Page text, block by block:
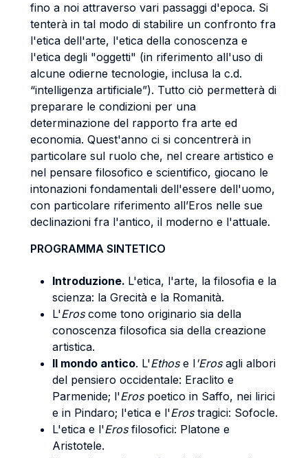
fino a noi attraverso vari passaggi d'epoca. Si
tenterà in tal modo di stabilire un confronto fra
l'etica dell'arte, l'etica della conoscenza e
l'etica degli "oggetti" (in riferimento all'uso di
alcune odierne tecnologie, inclusa la c.d.
“intelligenza artificiale”). Tutto ciò permetterà di
preparare le condizioni per una
determinazione del rapporto fra arte ed
economia. Quest'anno ci si concentrerà in
particolare sul ruolo che, nel creare artistico e
nel pensare filosofico e scientifico, giocano le
intonazioni fondamentali dell'essere dell'uomo,
con particolare riferimento all’Eros nelle sue
declinazioni fra l'antico, il moderno e l'attuale.
PROGRAMMA SINTETICO
Introduzione. L'etica, l'arte, la filosofia e la
scienza: la Grecità e la Romanità.
L'Eroscome tono originario sia della
conoscenza filosofica sia della creazione
artistica.
Il mondo antico. L'Ethos e l'Eros agli albori
del pensiero occidentale: Eraclito e
Parmenide; l'Erospoetico in Saffo, nei lirici
e in Pindaro; l'etica e l'Erostragici: Sofocle.
L'etica e l'Erosfilosofici: Platone e
Aristotele.